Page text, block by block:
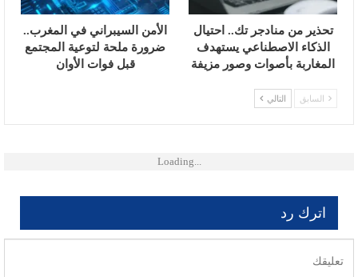
تحذير من منادجر تك.. احتيال
الذكاء الاصطناعي يستهدف
المغاربة بأصوات وصور مزيفة
الأمن السيبراني في المغرب..
ضرورة ملحة لتوعية المجتمع
قبل فوات الأوان
السابق التالي
Loading...
اترك رد